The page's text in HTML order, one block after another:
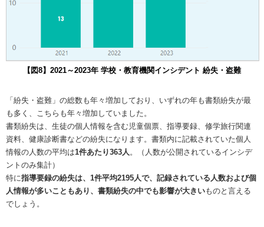
【図8】2021～2023年 学校・教育機関インシデント 紛失・盗難
「紛失・盗難」の総数も年々増加しており、いずれの年も書類紛失が最
も多く、こちらも年々増加していました。
書類紛失は、生徒の個人情報を含む児童個票、指導要録、修学旅行関連
資料、健康診断書などの紛失になります。書類内に記載されていた個人
情報の人数の平均は1件あたり363人。（人数が公開されているインシデ
ントのみ集計）
特に指導要録の紛失は、1件平均2195人で、記録されている人数および個
人情報が多いこともあり、書類紛失の中でも影響が大きいものと言える
でしょう。